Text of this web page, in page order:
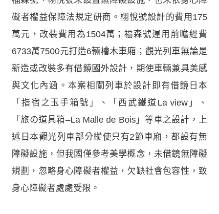
礙者權益保障法規定研商。栩悅號設計的費用175
萬元，改裝費用為1504萬；福森號運用前瞻經費
6733萬7500元打造6輛檜木車廂；觀光列車無論是
新造或改裝多有借鏡國外設計，期使車輛兼具美感
與文化內涵。本案相關列車於設計即有借鏡日本
「指宿之玉手箱號」、「西武鐵道La view」、
「旅の道具箱–La Malle de Bois」等車之設計，上
述日本觀光列車部分縱使只有2節車廂，都設有無
障礙設施，但我國僅參考美學概念，未借鏡無障礙
規劃，忽略身心障礙者權益，欠缺社會包容性，致
身心障礙者處處受限。